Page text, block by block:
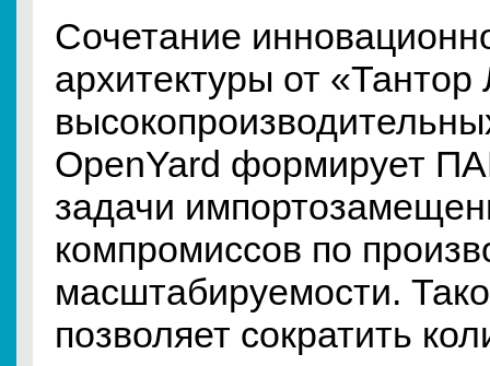
Сочетание
архитектуры от
OpenYard формирует
задачи
компромиссов по
масштабируемости.
позволяет сократить